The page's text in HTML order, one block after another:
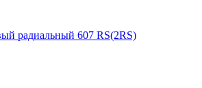
радиальный 607 RS(2RS)